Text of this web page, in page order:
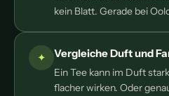
kein Blatt. Gerade bei
Vergleiche Duft und
Ein Tee kann im Duft
flacher wirken. Oder